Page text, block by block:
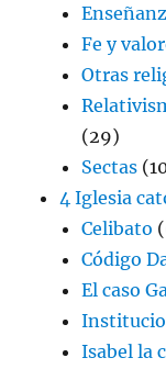
Fe y
Otras
(29)
Sectas
4 Iglesia
Celibato
Código
El caso
Isabel la